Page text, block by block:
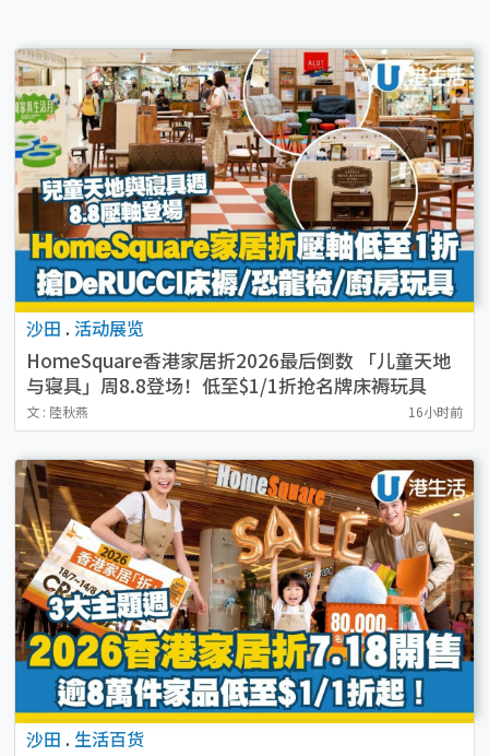
沙田 . 活动展览
HomeSquare香港家居折2026最后倒数 「儿童天地
与寝具」周8.8登场！低至$1/1折抢名牌床褥玩具
文 : 陸秋燕 16小时前
沙田 . 生活百货